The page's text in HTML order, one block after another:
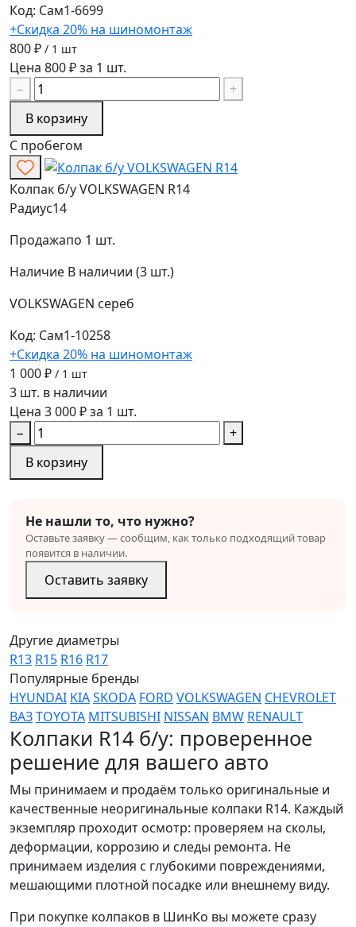
Код: Сам1-6699
+Скидка 20% на шиномонтаж
800 ₽ / 1 шт
Цена 800 ₽ за 1 шт.
−
+
В корзину
С пробегом
Колпак б/у VOLKSWAGEN R14
Радиус14
Продажапо 1 шт.
Наличие В наличии (3 шт.)
VOLKSWAGEN сереб
Код: Сам1-10258
+Скидка 20% на шиномонтаж
1 000 ₽ / 1 шт
3 шт. в наличии
Цена 3 000 ₽ за 1 шт.
−
+
В корзину
Не нашли то, что нужно?
Оставьте заявку — сообщим, как только подходящий товар
появится в наличии.
Оставить заявку
Другие диаметры
R13 R15 R16 R17
Популярные бренды
HYUNDAI KIASKODA FORD VOLKSWAGEN CHEVROLET
ВАЗTOYOTA MITSUBISHI NISSAN BMW RENAULT
Колпаки R14 б/у: проверенное
решение для вашего авто
Мы принимаем и продаём только оригинальные и
качественные неоригинальные колпаки R14. Каждый
экземпляр проходит осмотр: проверяем на сколы,
деформации, коррозию и следы ремонта. Не
принимаем изделия с глубокими повреждениями,
мешающими плотной посадке или внешнему виду.
При покупке колпаков в ШинКо вы можете сразу